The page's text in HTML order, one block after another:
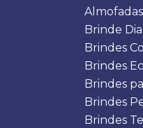
Brinde
Brindes
Brindes
Brindes
Brindes
Brindes